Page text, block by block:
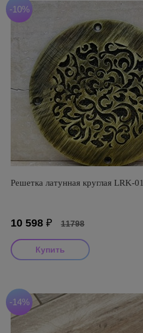
-10%
Решетка латунная круглая LRK-01
10 598 ₽ 11798
-14%